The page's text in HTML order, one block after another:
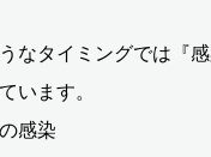
なタイミングでは『
います。
感染